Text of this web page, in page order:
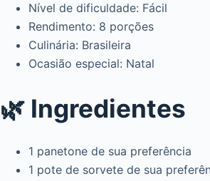
Nível de dificuldade: Fácil
Rendimento: 8 porções
Culinária: Brasileira
Ocasião especial: Natal
🌿 Ingredientes
1 panetone de sua preferência
1 pote de sorvete de sua